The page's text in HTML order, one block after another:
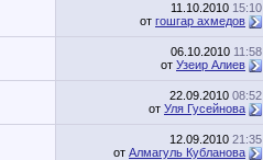
11.10.2010 15:10
от гошгар ахмедов
06.10.2010 11:58
от Узеир Алиев
22.09.2010 08:52
от Уля Гусейнова
12.09.2010 21:35
от Алмагуль Кубланова